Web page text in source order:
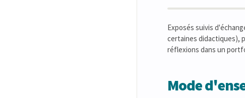
Exposés suivis
certaines didactiques),
réflexions dans un
Mode